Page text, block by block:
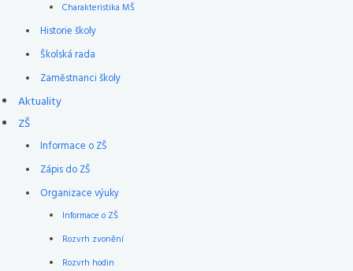
Charakteristika MŠ
Historie školy
Školská rada
Zaměstnanci školy
Aktuality
ZŠ
Informace o ZŠ
Zápis do ZŠ
Organizace výuky
Informace o ZŠ
Rozvrh zvonění
Rozvrh hodin